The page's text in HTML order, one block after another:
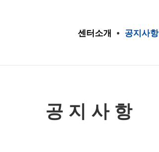
센터소개 • 공지사항
공지사항